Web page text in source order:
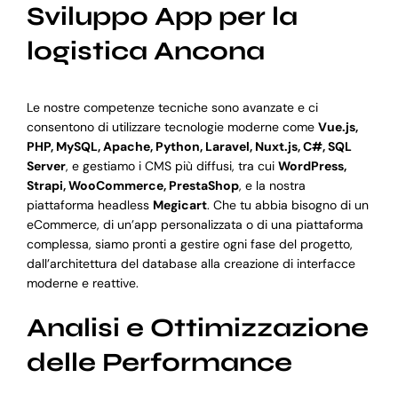
Sviluppo App per la
logistica Ancona
Le nostre competenze tecniche sono avanzate e ci
consentono di utilizzare tecnologie moderne come Vue.js,
PHP, MySQL, Apache, Python, Laravel, Nuxt.js, C#, SQL
Server, e gestiamo i CMS più diffusi, tra cui WordPress,
Strapi, WooCommerce, PrestaShop, e la nostra
piattaforma headless Megicart. Che tu abbia bisogno di un
eCommerce, di un’app personalizzata o di una piattaforma
complessa, siamo pronti a gestire ogni fase del progetto,
dall’architettura del database alla creazione di interfacce
moderne e reattive.
Analisi e Ottimizzazione
delle Performance